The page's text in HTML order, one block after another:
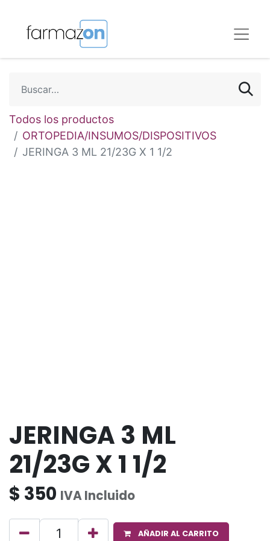
Todos los productos
ORTOPEDIA/INSUMOS/DISPOSITIVOS
JERINGA 3 ML 21/23G X 1 1/2
JERINGA 3 ML
21/23G X 1 1/2
$ 350 IVA Incluido
AÑADIR AL CARRITO